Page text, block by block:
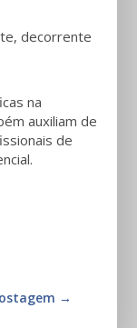
decorrente
na
auxiliam de
de
→